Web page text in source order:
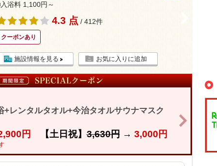
浴料 1,100円～
4.3 点 / 412件
クーポンあり
施設情報を見る お気に入りに追加
+レンタルタオル+今治タオルサウナマスク
円 【土日祝】3,630円→ 3,000円